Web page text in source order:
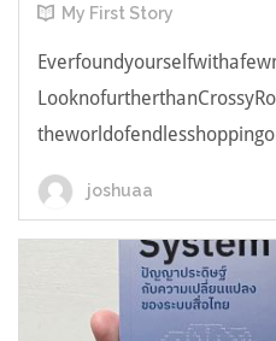
My First Story
joshuaa